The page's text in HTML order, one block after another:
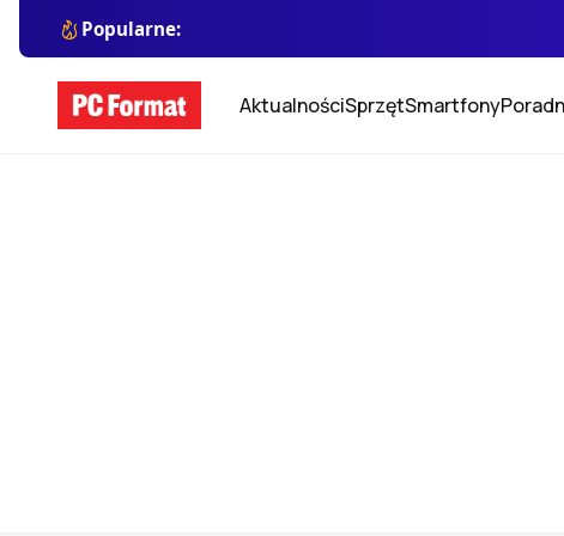
Popularne:
AktualnościSprzętSmartfony